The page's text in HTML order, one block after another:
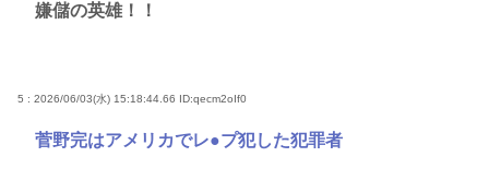
嫌儲の英雄！！
5 : 2026/06/03(水) 15:18:44.66 ID:qecm2oIf0
菅野完はアメリカでレ●プ犯した犯罪者